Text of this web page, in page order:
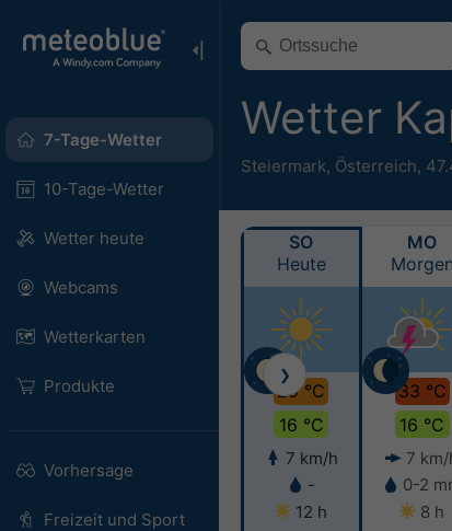
7-Tage-Wetter
10-Tage-Wetter
Wetter heute
Webcams
Wetterkarten
Produkte
Vorhersage
Freizeit und Sport
Wetter
Steiermark, Österreich,
SO
Heute
29 °C
16 °C
7 km/h
-
12 h
MO
Morgen
33 °C
16 °C
7 km/
0-2
8 h
❯